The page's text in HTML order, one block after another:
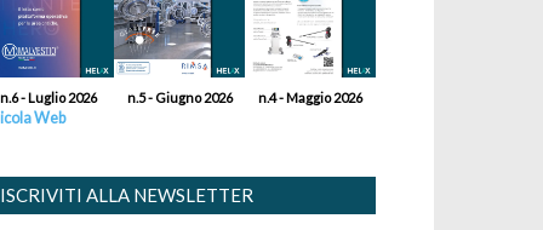
n.6 - Luglio 2026 n.5 - Giugno 2026 n.4 - Maggio 2026
Web
ISCRIVITI ALLA NEWSLETTER